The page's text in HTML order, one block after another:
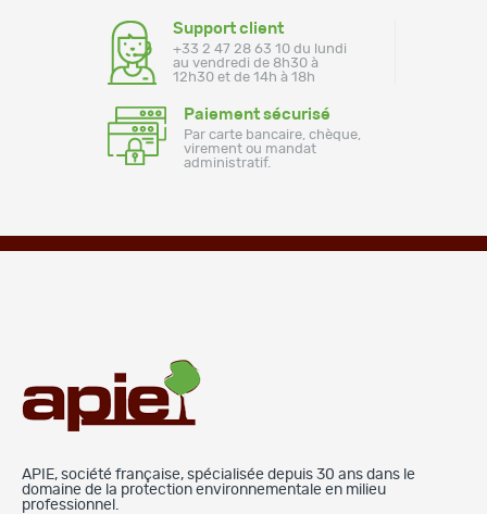
Support client
+33 2 47 28 63 10 du lundi
au vendredi de 8h30 à
12h30 et de 14h à 18h
Paiement sécurisé
Par carte bancaire, chèque,
virement ou mandat
administratif.
APIE, société française, spécialisée depuis 30 ans dans le
domaine de la protection environnementale en milieu
professionnel.